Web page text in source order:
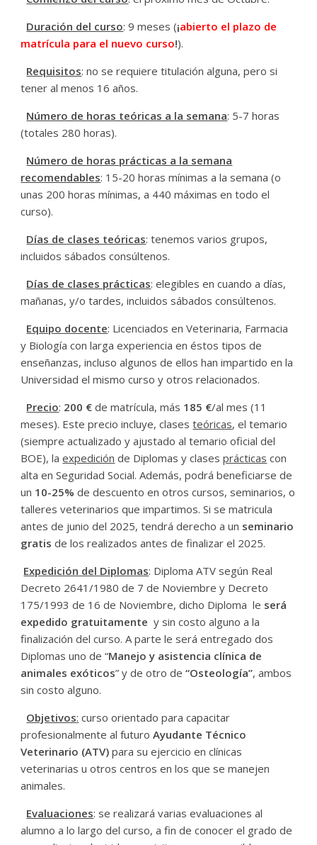
Duración del curso: 9 meses (¡abierto el plazo de
matrícula para el nuevo curso!).
Requisitos: no se requiere titulación alguna, pero si
tener al menos 16 años.
Número de horas teóricas a la semana: 5-7 horas
(totales 280 horas).
Número de horas prácticas a la semana
recomendables: 15-20 horas mínimas a la semana (o
unas 200 horas mínimas, a 440 máximas en todo el
curso).
Días de clases teóricas: tenemos varios grupos,
incluidos sábados consúltenos.
Días de clases prácticas: elegibles en cuando a días,
mañanas, y/o tardes, incluidos sábados consúltenos.
Equipo docente: Licenciados en Veterinaria, Farmacia
y Biología con larga experiencia en éstos tipos de
enseñanzas, incluso algunos de ellos han impartido en la
Universidad el mismo curso y otros relacionados.
Precio: 200 € de matrícula, más 185 €/al mes (11
meses). Este precio incluye, clasesteóricas, el temario
(siempre actualizado y ajustado al temario oficial del
BOE), laexpedición de Diplomas y clasesprácticas con
alta en Seguridad Social. Además, podrá beneficiarse de
un 10-25% de descuento en otros cursos, seminarios, o
talleres veterinarios que impartimos. Si se matricula
antes de junio del 2025, tendrá derecho a un seminario
gratis de los realizados antes de finalizar el 2025.
Expedición del Diplomas: Diploma ATV según Real
Decreto 2641/1980 de 7 de Noviembre y Decreto
175/1993 de 16 de Noviembre, dicho Diploma le será
expedido gratuitamente y sin costo alguno a la
finalización del curso. A parte le será entregado dos
Diplomas uno de “Manejo y asistencia clínica de
animales exóticos” y de otro de“Osteología”, ambos
sin costo alguno.
Objetivos: curso orientado para capacitar
profesionalmente al futuro Ayudante Técnico
Veterinario (ATV) para su ejercicio en clínicas
veterinarias u otros centros en los que se manejen
animales.
Evaluaciones: se realizará varias evaluaciones al
alumno a lo largo del curso, a fin de conocer el grado de